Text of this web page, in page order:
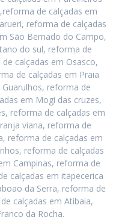
de calçadas em
reforma de calçadas
São Bernado do Campo,
do sul, reforma de
calçadas em Osasco,
de calçadas em Praia
reforma de
em Mogi das cruzes,
reforma de calçadas em
viana, reforma de
reforma de calçadas em
reforma de calçadas
Campinas, reforma de
calçadas em itapecerica
da Serra, reforma de
calçadas em Atibaia,
da Rocha.